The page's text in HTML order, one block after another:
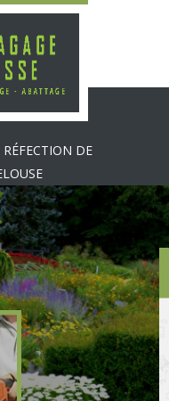
DE
Abattage d'arbres